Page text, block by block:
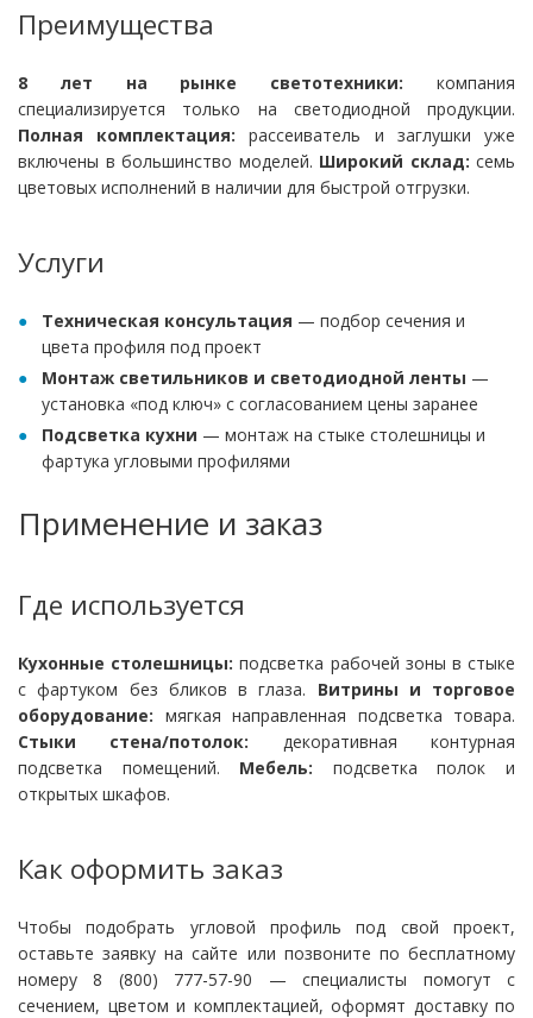
Преимущества
8 лет на рынке светотехники: компания
специализируется только на светодиодной продукции.
Полная комплектация: рассеиватель и заглушки уже
включены в большинство моделей. Широкий склад: семь
цветовых исполнений в наличии для быстрой отгрузки.
Услуги
Техническая консультация — подбор сечения и
цвета профиля под проект
Монтаж светильников и светодиодной ленты —
установка «под ключ» с согласованием цены заранее
Подсветка кухни — монтаж на стыке столешницы и
фартука угловыми профилями
Применение и заказ
Где используется
Кухонные столешницы: подсветка рабочей зоны в стыке
с фартуком без бликов в глаза. Витрины и торговое
оборудование: мягкая направленная подсветка товара.
Стыки стена/потолок: декоративная контурная
подсветка помещений. Мебель: подсветка полок и
открытых шкафов.
Как оформить заказ
Чтобы подобрать угловой профиль под свой проект,
оставьте заявку на сайте или позвоните по бесплатному
номеру 8 (800) 777-57-90 — специалисты помогут с
сечением, цветом и комплектацией, оформят доставку по